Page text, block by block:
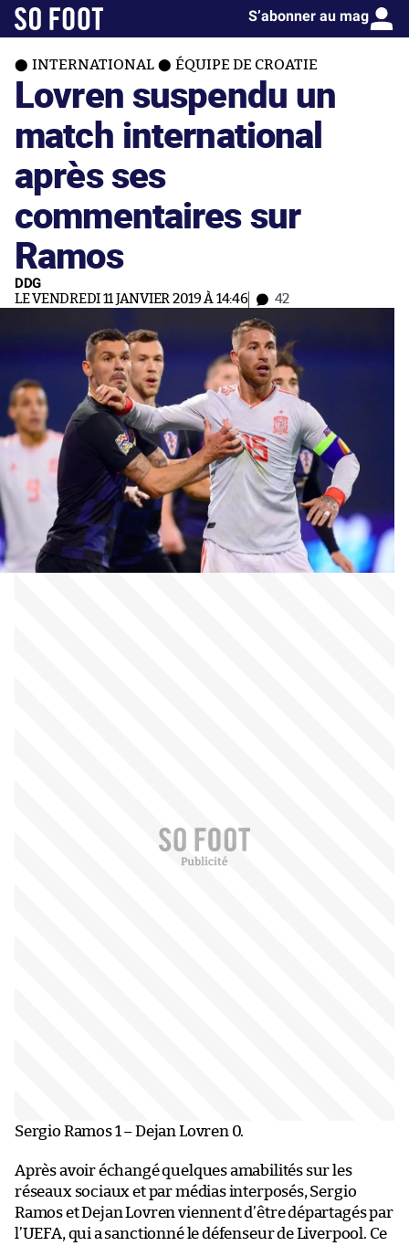
S’abonner au mag
INTERNATIONAL ÉQUIPE DE CROATIE
Lovren suspendu un
match international
après ses
commentaires sur
Ramos
DDG
LE VENDREDI 11 JANVIER 2019 À 14:46 42
Sergio Ramos 1 – Dejan Lovren 0.
Après avoir échangé quelques amabilités sur les
réseaux sociaux et par médias interposés, Sergio
Ramos et Dejan Lovren viennent d’être départagés par
l’UEFA, qui a sanctionné le défenseur de Liverpool. Ce